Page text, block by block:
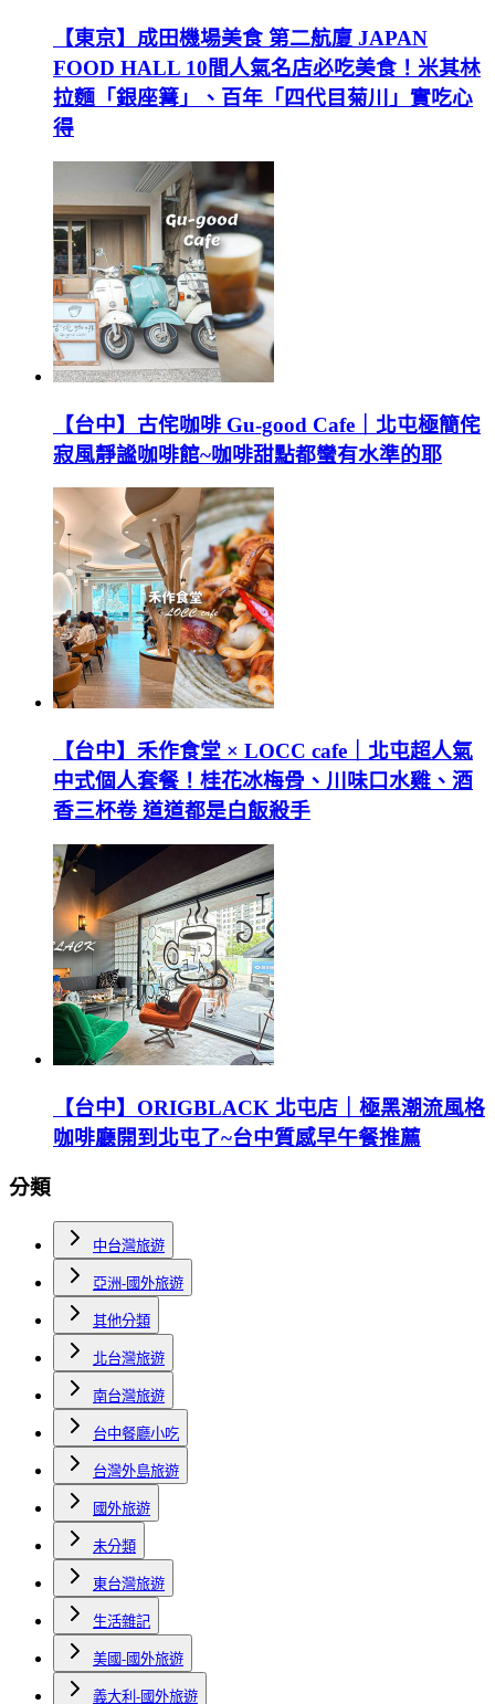
【東京】成田機場美食 第二航廈 JAPAN
FOOD HALL 10間人氣名店必吃美食！米其林
拉麵「銀座篝」、百年「四代目菊川」實吃心
得
【台中】古侘咖啡 Gu-good Cafe｜北屯極簡侘
寂風靜謐咖啡館~咖啡甜點都蠻有水準的耶
【台中】禾作食堂 × LOCC cafe｜北屯超人氣
中式個人套餐！桂花冰梅骨、川味口水雞、酒
香三杯卷 道道都是白飯殺手
【台中】ORIGBLACK 北屯店｜極黑潮流風格
咖啡廳開到北屯了~台中質感早午餐推薦
分類
中台灣旅遊
亞洲-國外旅遊
其他分類
北台灣旅遊
南台灣旅遊
台中餐廳小吃
台灣外島旅遊
國外旅遊
未分類
東台灣旅遊
生活雜記
美國-國外旅遊
義大利-國外旅遊